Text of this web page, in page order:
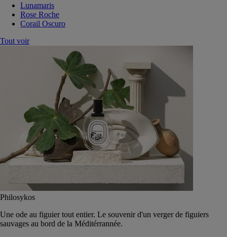
Lunamaris
Rose Roche
Corail Oscuro
Tout voir
Philosykos
Une ode au figuier tout entier. Le souvenir d'un verger de figuiers
sauvages au bord de la Méditérrannée.